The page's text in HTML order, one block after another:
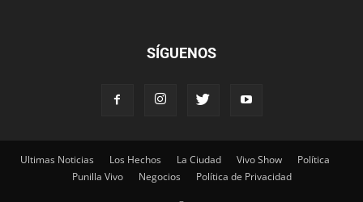
SÍGUENOS
Ultimas Noticias Los Hechos La Ciudad Vivo Show
Política
Punilla Vivo
Negocios Política de Privacidad